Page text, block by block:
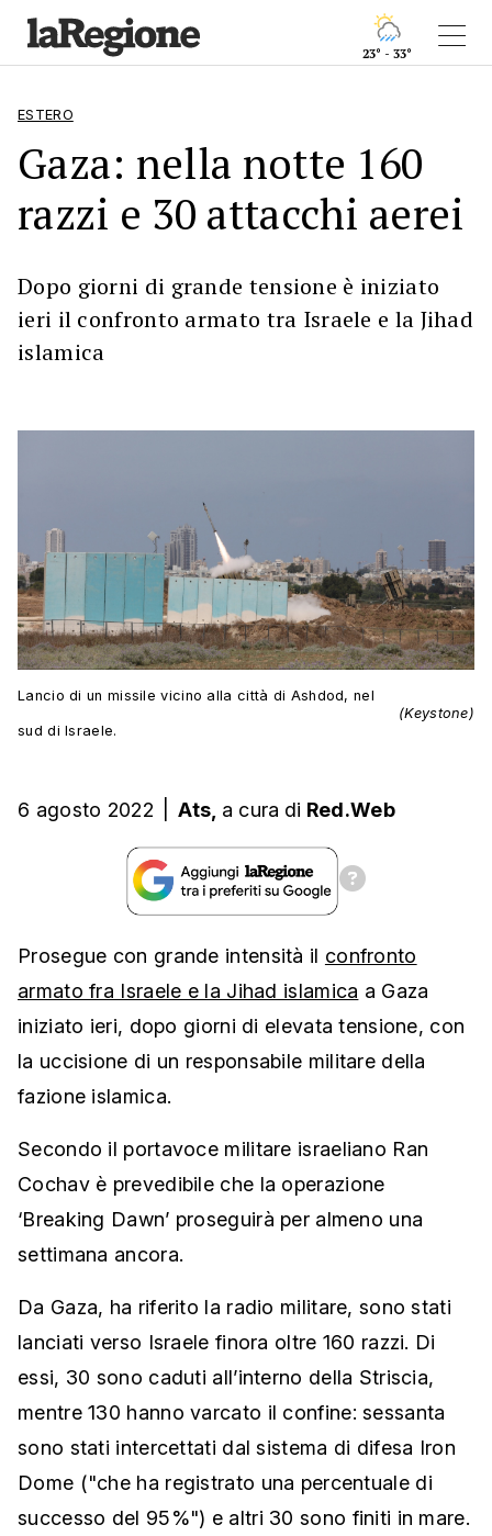
23° - 33°
ESTERO
Gaza: nella notte 160
razzi e 30 attacchi aerei
Dopo giorni di grande tensione è iniziato
ieri il confronto armato tra Israele e la Jihad
islamica
Lancio di un missile vicino alla città di Ashdod, nel
sud di Israele.
(Keystone)
6 agosto 2022 Ats, a cura di Red.Web
Prosegue con grande intensità il confronto
armato fra Israele e la Jihad islamica a Gaza
iniziato ieri, dopo giorni di elevata tensione, con
la uccisione di un responsabile militare della
fazione islamica.
Secondo il portavoce militare israeliano Ran
Cochav è prevedibile che la operazione
‘Breaking Dawn’ proseguirà per almeno una
settimana ancora.
Da Gaza, ha riferito la radio militare, sono stati
lanciati verso Israele finora oltre 160 razzi. Di
essi, 30 sono caduti all’interno della Striscia,
mentre 130 hanno varcato il confine: sessanta
sono stati intercettati dal sistema di difesa Iron
Dome ("che ha registrato una percentuale di
successo del 95%") e altri 30 sono finiti in mare.